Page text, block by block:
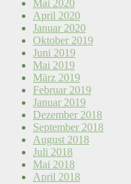
Mai 2020
April 2020
Januar 2020
Oktober 2019
Juni 2019
Mai 2019
März 2019
Februar 2019
Januar 2019
Dezember 2018
September 2018
August 2018
Juli 2018
Mai 2018
April 2018